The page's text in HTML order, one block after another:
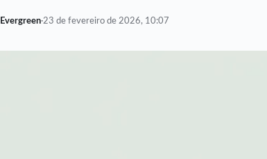
·23 de fevereiro de 2026, 10:07